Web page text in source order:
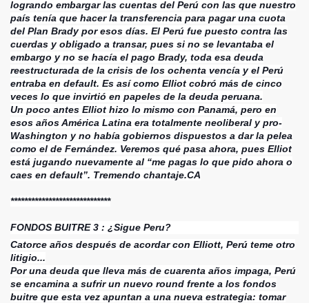
logrando embargar las cuentas del Perú con las que nuestro
país tenía que hacer la transferencia para pagar una cuota
del Plan Brady por esos días. El Perú fue puesto contra las
cuerdas y obligado a transar, pues si no se levantaba el
embargo y no se hacía el pago Brady, toda esa deuda
reestructurada de la crisis de los ochenta vencía y el Perú
entraba en default. Es así como Elliot cobró más de cinco
veces lo que invirtió en papeles de la deuda peruana.
Un poco antes Elliot hizo lo mismo con Panamá, pero en
esos años América Latina era totalmente neoliberal y pro-
Washington y no había gobiernos dispuestos a dar la pelea
como el de Fernández. Veremos qué pasa ahora, pues Elliot
está jugando nuevamente al “me pagas lo que pido ahora o
caes en default”. Tremendo chantaje.CA
*****************************
FONDOS BUITRE 3 : ¿Sigue Peru?
Catorce años después de acordar con Elliott, Perú teme otro
litigio...
Por una deuda que lleva más de cuarenta años impaga, Perú
se encamina a sufrir un nuevo round frente a los fondos
buitre que esta vez apuntan a una nueva estrategia: tomar